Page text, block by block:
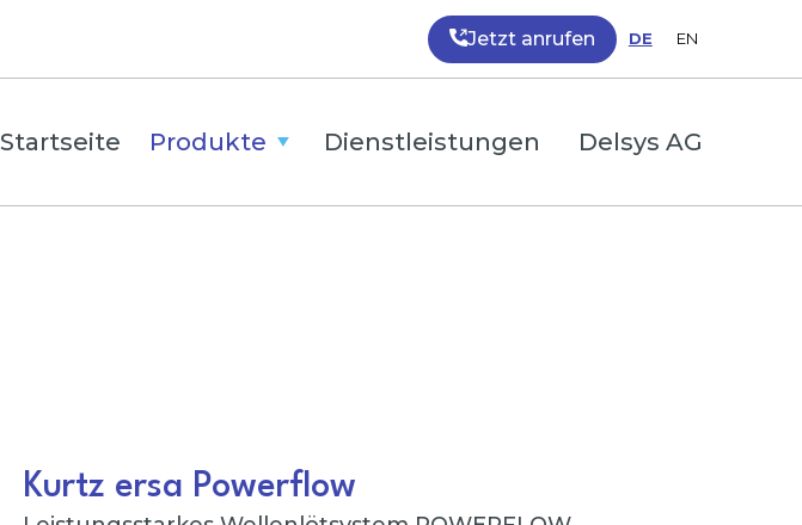
Jetzt anrufen DE EN
Startseite Produkte Dienstleistungen Delsys AG
Kurtz ersa Powerflow